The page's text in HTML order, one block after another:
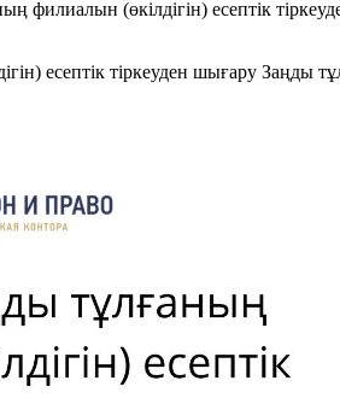
филиалын (өкiлдiгiн) есептiк
есептiк тiркеуден шығару Заңды